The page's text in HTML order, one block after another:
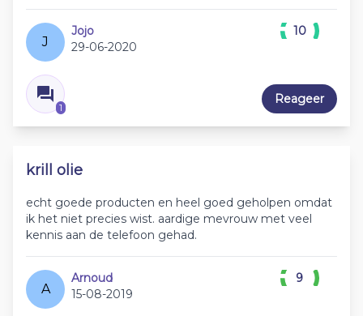
J
Jojo
29-06-2020
1
10
Reageer
krill olie
echt goede producten en heel goed geholpen omdat
ik het niet precies wist. aardige mevrouw met veel
kennis aan de telefoon gehad.
A
Arnoud
15-08-2019
9